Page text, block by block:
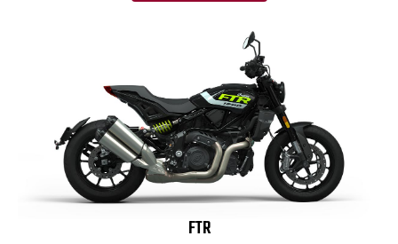
FTR